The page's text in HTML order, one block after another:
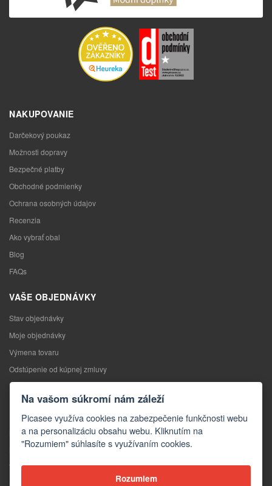
NAKUPOVANIE
Darčekový poukaz
Možnosti dopravy
Bezpečné platby
Obchodné podmienky
Ochrana osobných údajov
Recenzia
Ako vybrať obal
Blog
FAQs
VAŠE OBJEDNÁVKY
Stav objednávky
Moje objednávky
Výmena tovaru
Odstúpenie od kúpnej zmluvy
Reklamácia
KONTAKTY
Kontakty
Kontaktný formulár
Veľkoobchod
Na vašom súkromí nám záleží
Picasee využíva cookies na zabezpečenie funkčnosti webu
a na personalizáciu obsahu webu. Kliknutím na
"Rozumiem" súhlasíte s využívaním cookies.
Rozumiem